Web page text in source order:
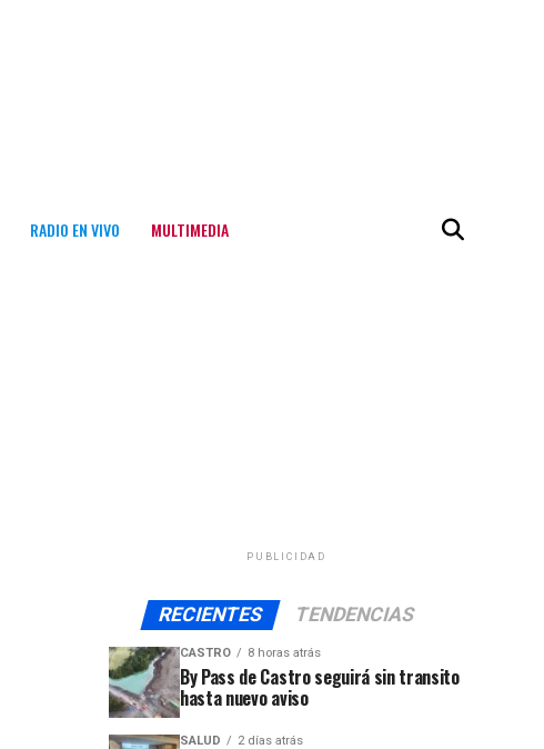
RADIO EN VIVO MULTIMEDIA
PUBLICIDAD
RECIENTES TENDENCIAS
CASTRO 8 horas atrás
By Pass de Castro seguirá sin transito
hasta nuevo aviso
SALUD 2 días atrás